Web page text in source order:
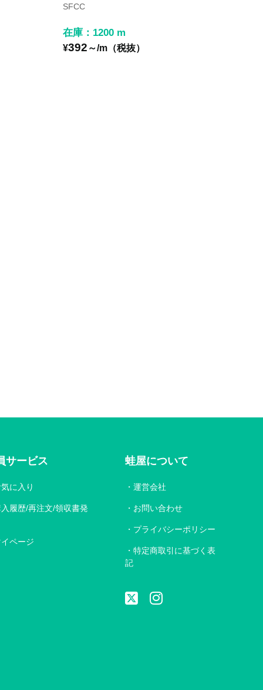
SFCC
在庫：1200 m
¥392 ～/m（税抜）
サービス
に入り
履歴/再注文/領収書発
ページ
蛙屋について
運営会社
お問い合わせ
プライバシーポリシー
特定商取引に基づく表
記